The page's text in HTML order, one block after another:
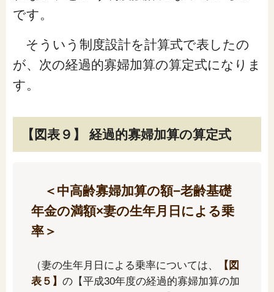
です。
そういう制度設計を計算式で表したの
が、次の経過的寡婦加算の算定式になりま
す。
【図表９】 経過的寡婦加算の算定式
＜中高齢寡婦加算の額−老齢基礎
年金の満額×妻の生年月日による乗
率＞
（妻の生年月日による乗率については、
【図
表５】 の【平成30年度の経過的寡婦加算の加